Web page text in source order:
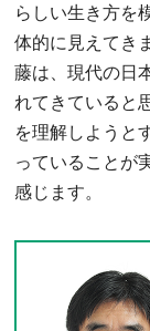
らしい生き方を
体的に見えてき
藤は、現代の日
れてきていると
を理解しようと
っていることが
感じます。